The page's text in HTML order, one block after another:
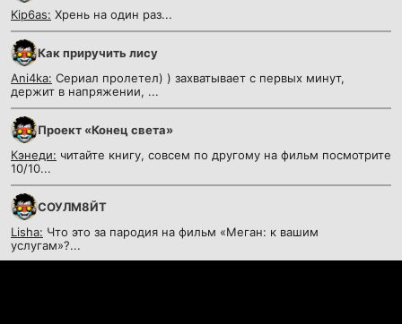
Kip6as: Хрень на один раз...
Как приручить лису
Ani4ka: Сериал пролетел) ) захватывает с первых минут,
держит в напряжении, ...
Проект «Конец света»
Кэнеди: читайте книгу, совсем по другому на фильм посмотрите
10/10...
СОУЛМ8ЙТ
Lisha: Что это за пародия на фильм «Меган: к вашим
услугам»?...